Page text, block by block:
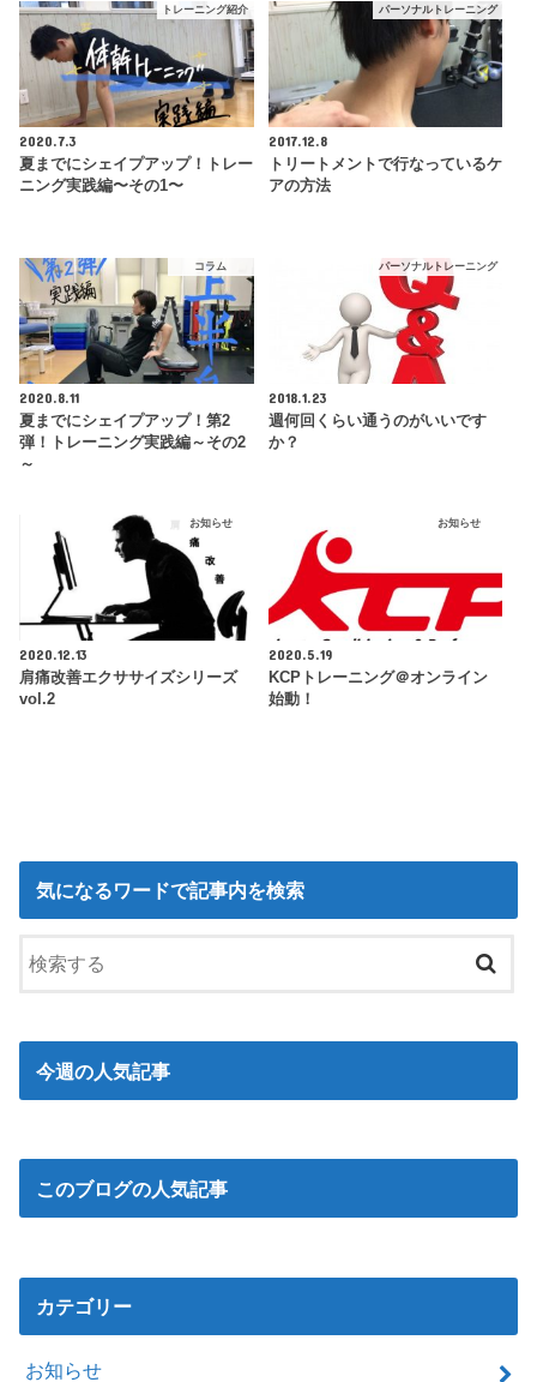
トレーニング紹介
2020.7.3
夏までにシェイプアップ！トレー
ニング実践編〜その1〜
パーソナルトレーニング
2017.12.8
トリートメントで行なっているケ
アの方法
コラム
2020.8.11
夏までにシェイプアップ！第2
弾！トレーニング実践編～その2
～
パーソナルトレーニング
2018.1.23
週何回くらい通うのがいいです
か？
お知らせ
2020.12.13
肩痛改善エクササイズシリーズ
vol.2
お知らせ
2020.5.19
KCPトレーニング＠オンライン
始動！
気になるワードで記事内を検索
今週の人気記事
このブログの人気記事
カテゴリー
お知らせ